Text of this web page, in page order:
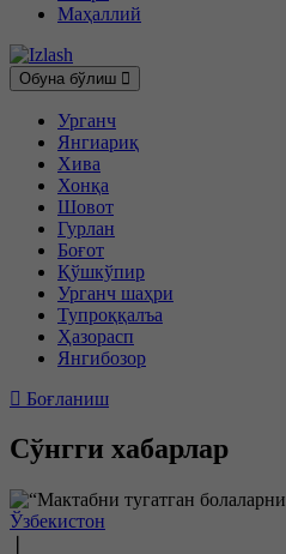
Маҳаллий
Обуна бўлиш
Урганч
Янгиариқ
Хива
Хонқа
Шовот
Гурлан
Боғот
Қўшкўпир
Урганч шаҳри
Тупроққалъа
Ҳазорасп
Янгибозор
Боғланиш
Сўнгги хабарлар
Ўзбекистон